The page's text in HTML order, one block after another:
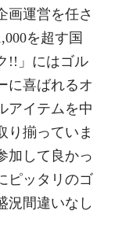
画運営を任さ
を超す国
!!」にはゴル
に喜ばれるオ
アイテムを中
り揃っていま
加して良かっ
ピッタリのゴ
況間違いなし